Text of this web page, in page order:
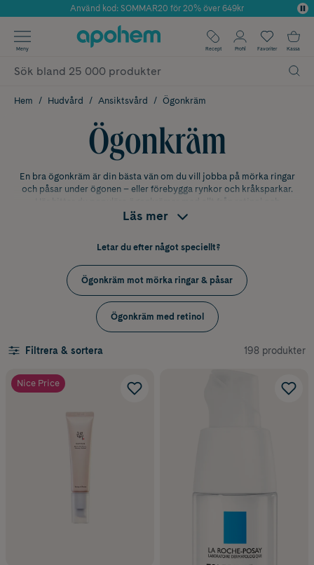
Årets Butik 2025 inom Skönhet
Använd kod: SOMMAR20 för 20% över 649kr
✓ Fri frakt
✓ Poäng på alla köp*
Meny Recept Profil Favoriter Kassa
Hem Hudvård Ansiktsvård Ögonkräm
Ögonkräm
En bra ögonkräm är din bästa vän om du vill jobba på mörka ringar
och påsar under ögonen – eller förebygga rynkor och kråksparkar.
Här hittar du populära ögonkrämer med allt från retinol och
hyaluronsyra till koffein som piggar upp trötta ögon.
Vilken ögonkräm ska jag välja?
hudtyp. För att hitta den ögonkräm som är bäst för dig gäller det att
utgå ifrån din ålder och vilka resultat du vill uppnå med din
För mörka ringar: välj en ögonkräm medC-vitamin
För rynkor och kråksparkar: eller peptider
För torr hud:
koffein kan vara ett bra alternativ
Här hittar du ögonkrämer som är
av våra kunder.
varumärken
Här finns såklart en massa olika ögonkrämer för olika behov, från
Läs mer
Letar du efter något speciellt?
Ögonkräm mot mörka ringar & påsar
Ögonkräm med retinol
Filtrera & sortera 198 produkter
Nice Price